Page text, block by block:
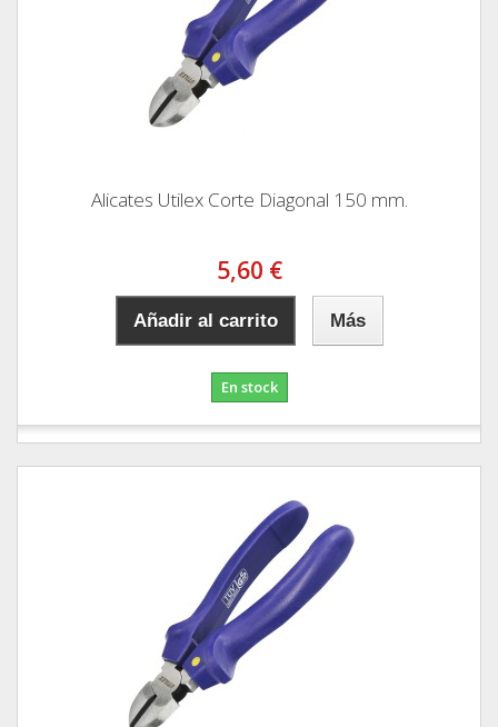
Alicates Utilex Corte Diagonal 150 mm.
5,60 €
Añadir al carrito Más
En stock